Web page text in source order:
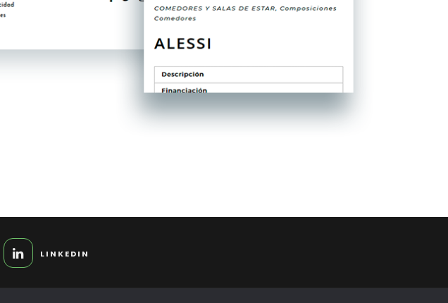
LINKEDIN